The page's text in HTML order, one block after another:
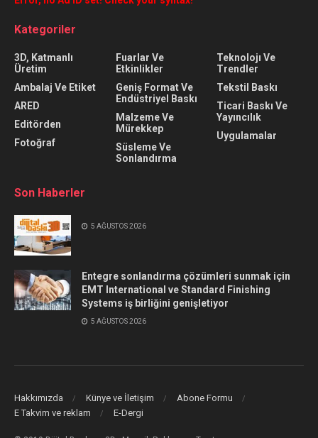
Kategoriler
3D, Katmanlı
Üretim
Ambalaj Ve Etiket
ARED
Editörden
Fotoğraf
Fuarlar Ve
Etkinlikler
Geniş Format Ve
Endüstriyel Baskı
Malzeme Ve
Mürekkep
Süsleme Ve
Sonlandırma
Teknolojı Ve
Trendler
Tekstil Baskı
Ticari Baskı Ve
Yayıncılık
Uygulamalar
Son Haberler
5 AĞUSTOS 2026
Entegre sonlandırma çözümleri sunmak için
EMT International ve Standard Finishing
Systems iş birliğini genişletiyor
5 AĞUSTOS 2026
Hakkımızda Künye ve İletişim
Abone Formu
E Takvim ve reklam
E-Dergi